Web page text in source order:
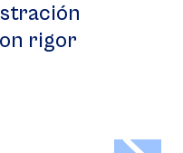
rigor